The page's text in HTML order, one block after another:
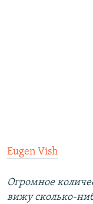
Eugen Vish
Огромное
вижу сколько-